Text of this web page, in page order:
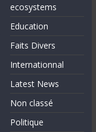
ecosystems
Education
Faits Divers
Internationnal
Latest News
Non classé
Politique